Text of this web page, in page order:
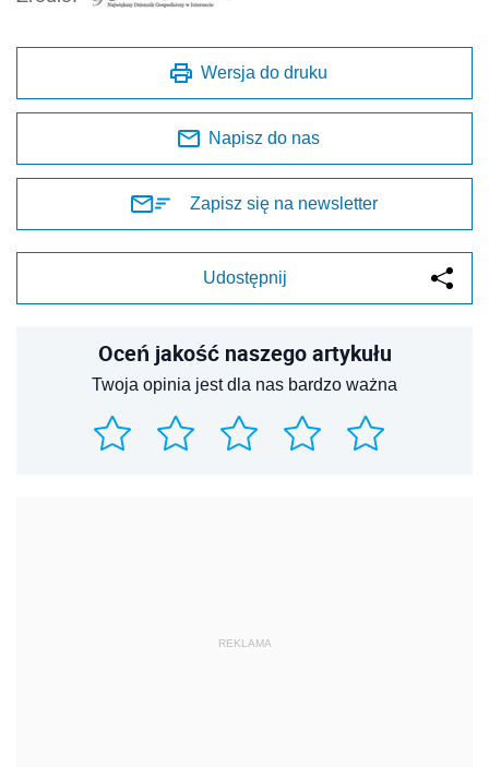
Wersja do druku
Napisz do nas
Zapisz się na newsletter
Udostępnij
Oceń jakość naszego artykułu
Twoja opinia jest dla nas bardzo ważna
REKLAMA